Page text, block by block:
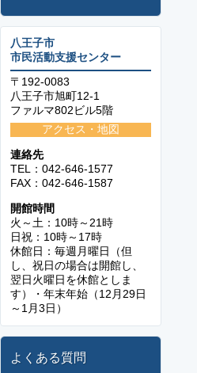
八王子市
市民活動支援センター
〒192-0083
八王子市旭町12-1
ファルマ802ビル5階
アクセス・地図
連絡先
TEL：042-646-1577
FAX：042-646-1587
開館時間
火～土：10時～21時
日祝：10時～17時
休館日：毎週月曜日（但
し、祝日の場合は開館し、
翌日火曜日を休館としま
す）・年末年始（12月29日
～1月3日）
よくある質問